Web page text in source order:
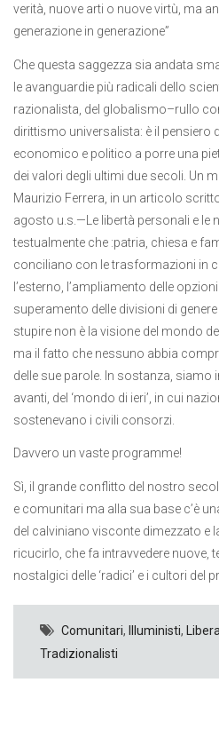
verità, nuove arti o nuove virtù, ma
generazione in generazione”
Che questa saggezza sia andata
le avanguardie più radicali dello
razionalista, del globalismo–rullo
dirittismo universalista: è il pensiero
economico e politico a porre una
dei valori degli ultimi due secoli. Un
Maurizio Ferrera, in un articolo scritto
agosto u.s.—Le libertà personali e le
testualmente che :patria, chiesa e
conciliano con le trasformazioni in
l’esterno, l’ampliamento delle
superamento delle divisioni di
stupire non è la visione del mondo
ma il fatto che nessuno abbia
delle sue parole. In sostanza, siamo
avanti, del ‘mondo di ieri’, in cui
sostenevano i civili consorzi.
Davvero un vaste programme!
Sì, il grande conflitto del nostro
e comunitari ma alla sua base c’è
del calviniano visconte dimezzato e
ricucirlo, che fa intravvedere nuove,
nostalgici delle ‘radici’ e i cultori del
Comunitari, Illuministi, Liberal
Tradizionalisti